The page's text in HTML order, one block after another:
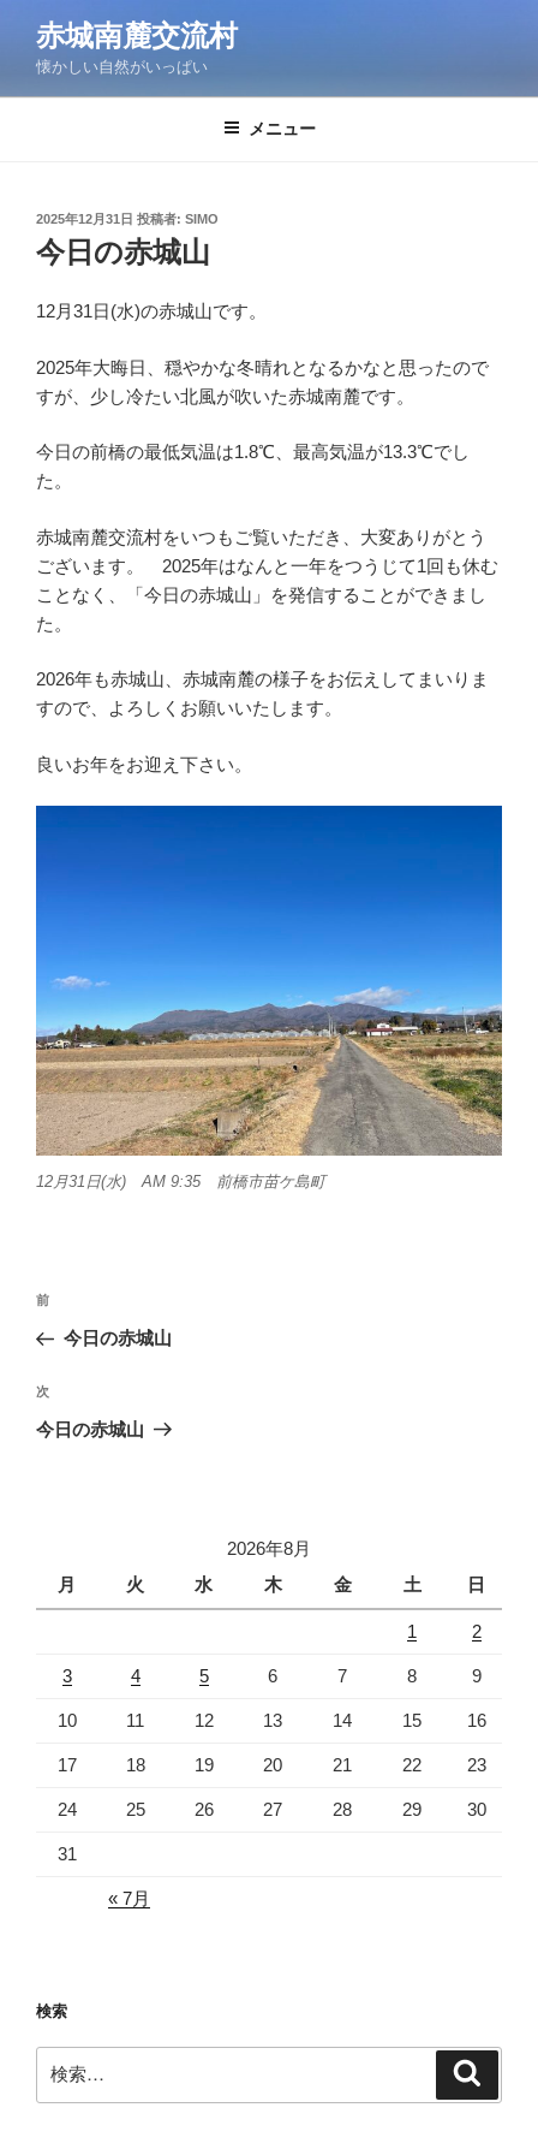
ン
赤城南麓交流村
懐かしい自然がいっぱい
メニュー
投
稿
日:
2025年12月31日 投稿者: SIMO
今日の赤城山
12月31日(水)の赤城山です。
2025年大晦日、穏やかな冬晴れとなるかなと思ったので
すが、少し冷たい北風が吹いた赤城南麓です。
今日の前橋の最低気温は1.8℃、最高気温が13.3℃でし
た。
赤城南麓交流村をいつもご覧いただき、大変ありがとう
ございます。 2025年はなんと一年をつうじて1回も休む
ことなく、「今日の赤城山」を発信することができまし
た。
2026年も赤城山、赤城南麓の様子をお伝えしてまいりま
すので、よろしくお願いいたします。
良いお年をお迎え下さい。
12月31日(水) AM 9:35 前橋市苗ケ島町
投
ナ
ビ
ゲ
前
の
稿
前
今日の赤城山
次
の
次
今日の赤城山
2026年8月
月
火 水 木 金 土 日
1 2
3 4 5 6 7 8 9
10 11 12 13 14 15 16
17 18 19 20 21 22 23
24 25 26 27 28 29 30
31
« 7月
検索
索: